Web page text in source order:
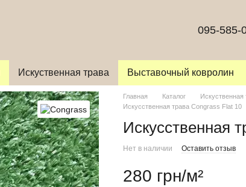
095-585-
Искуственная трава Выставочный ковролин
Главная Каталог
Искуственная
Искусственная трава Congrass Flat 10
Искусственная
Нет в наличии Оставить отзыв
280 грн/м²